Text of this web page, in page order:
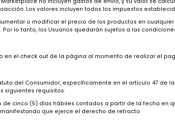
productos cuando se reciba la confirmación del
por el bien a partir del momento de la entrega
de los productos. Si se produjeran
de correo electrónico para dejar el dinero en
el Marketplace no incluyen gastos de envío, y
la transacción. Los valores incluyen todos los